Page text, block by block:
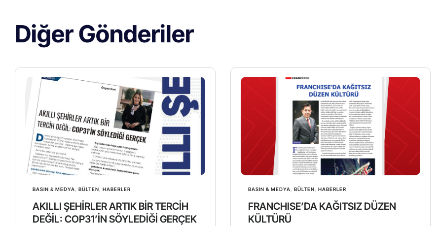
Diğer Gönderiler
BASIN & MEDYA BÜLTEN HABERLER
AKILLI ŞEHİRLER ARTIK BİR TERCİH
DEĞİL: COP31’İN SÖYLEDİĞİ GERÇEK
BASIN & MEDYA BÜLTEN HABERLER
FRANCHISE’DA KAĞITSIZ DÜZEN
KÜLTÜRÜ